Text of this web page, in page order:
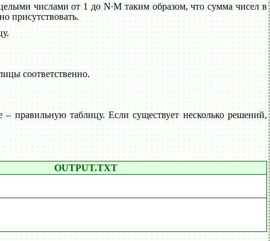
числами от 1 до N∙M таким образом, что сумма чисел в
присутствовать.
соответственно.
таблицу. Если существует несколько решений,
OUTPUT.TXT